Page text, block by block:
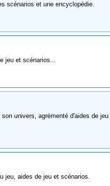
scénarios et une encyclopédie.
jeu et scénarios...
univers, agrémenté d'aides de
jeu, aides de jeu et scénarios.